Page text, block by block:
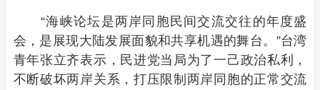
“海峡论坛是两岸同胞民间交流交往的年度盛
会，是展现大陆发展面貌和共享机遇的舞台。”台湾
青年张立齐表示，民进党当局为了一己政治私利，
不断破坏两岸关系，打压限制两岸同胞的正常交流